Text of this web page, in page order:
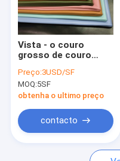
Fábrica
Controle de Qualidade
notícias
Todos os casos
Vista - o couro
grosso de couro
resistente da
camurça do fato
1.95mm Microfiber
Preço:3USD/SF
MOQ:5SF
obtenha o ultimo preço
contacto